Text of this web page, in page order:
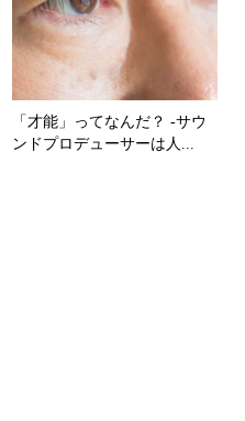
「才能」ってなんだ？ -サウ
ンドプロデューサーは人...